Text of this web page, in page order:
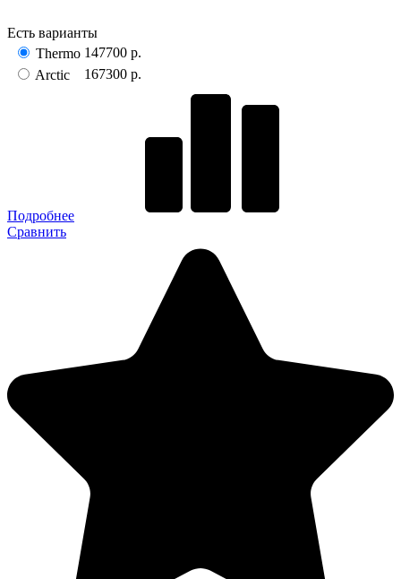
Есть варианты
Thermo 147700 р.
Arctic
167300 р.
Подробнее
Сравнить